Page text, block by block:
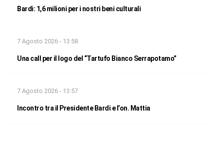
Bardi: 1,6 milioni per i nostri beni culturali
7 Agosto 2026 - 13:58
Una call per il logo del “Tartufo Bianco Serrapotamo”
7 Agosto 2026 - 13:57
Incontro tra il Presidente Bardi e l’on. Mattia